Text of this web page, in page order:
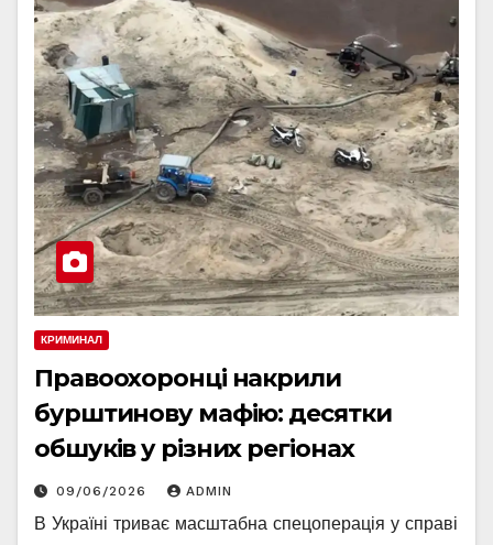
КРИМИНАЛ
Правоохоронці накрили
бурштинову мафію: десятки
обшуків у різних регіонах
09/06/2026 ADMIN
В Україні триває масштабна спецоперація у справі